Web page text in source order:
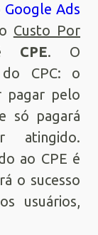
Google Ads
Custo Por
CPE. O
CPC: o
pagar pelo
só pagará
atingido.
ao CPE é
o sucesso
usuários,